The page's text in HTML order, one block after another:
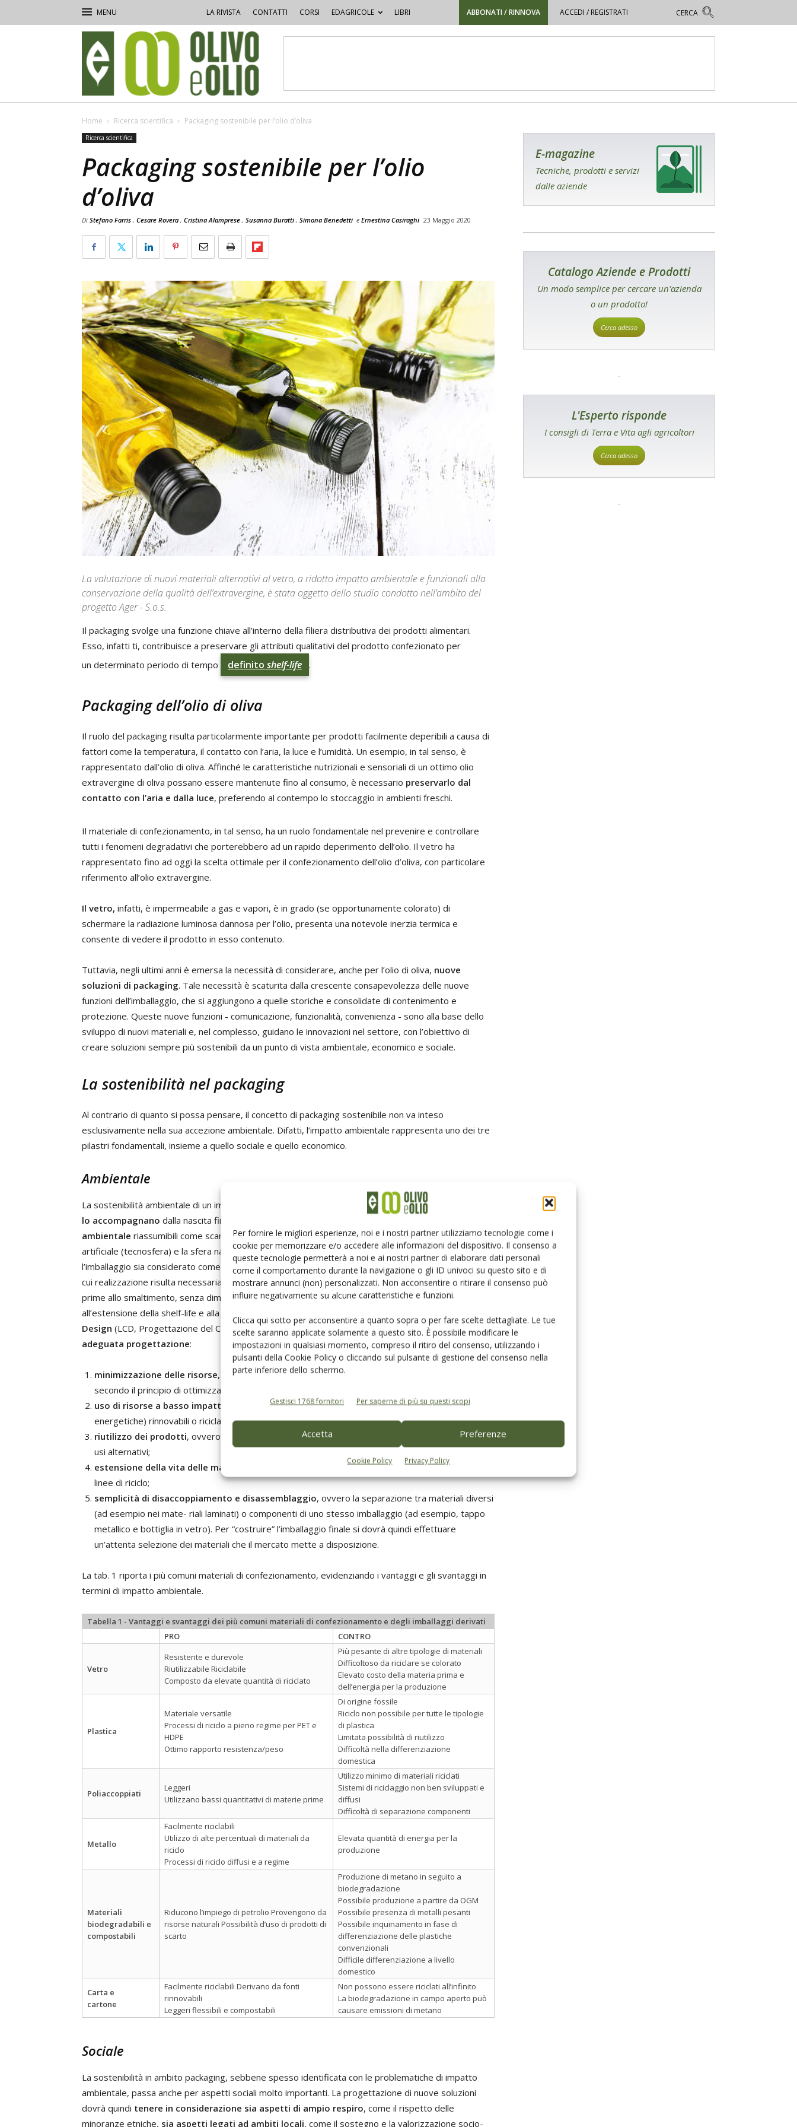
Per fornire le migliori esperienze, noi e i nostri partner utilizziamo tecnologie come i
cookie per memorizzare e/o accedere alle informazioni del dispositivo. Il consenso a
queste tecnologie permetterà a noi e ai nostri partner di elaborare dati personali
come il comportamento durante la navigazione o gli ID univoci su questo sito e di
mostrare annunci (non) personalizzati. Non acconsentire o ritirare il consenso può
influire negativamente su alcune caratteristiche e funzioni.
Clicca qui sotto per acconsentire a quanto sopra o per fare scelte dettagliate. Le tue
scelte saranno applicate solamente a questo sito. È possibile modificare le
impostazioni in qualsiasi momento, compreso il ritiro del consenso, utilizzando i
pulsanti della Cookie Policy o cliccando sul pulsante di gestione del consenso nella
parte inferiore dello schermo.
Gestisci 1768 fornitori Per saperne di più su questi scopi
Accetta Preferenze
Cookie Policy Privacy Policy
LA RIVISTA CONTATTI CORSI EDAGRICOLE LIBRI ABBONATI / RINNOVA ACCEDI / REGISTRATI
e
Olio
Home Ricerca scientifica Packaging sostenibile per l’olio d’oliva
Ricerca scientifica
Packaging sostenibile per l’olio
d’oliva
Di Stefano Farris , Cesare Rovera , Cristina Alamprese , Susanna Buratti , Simona Benedetti e Ernestina Casiraghi 23 Maggio 2020
La valutazione di nuovi materiali alternativi al vetro, a ridotto impatto ambientale e funzionali alla
conservazione della qualità dell’extravergine, è stata oggetto dello studio condotto nell’ambito del
progetto Ager - S.o.s.
Il packaging svolge una funzione chiave all’interno della filiera distributiva dei prodotti alimentari.
Esso, infatti ti, contribuisce a preservare gli attributi qualitativi del prodotto confezionato per
un determinato periodo di tempo
definito shelf-life .
Packaging dell’olio di oliva
Il ruolo del packaging risulta particolarmente importante per prodotti facilmente deperibili a causa di
fattori come la temperatura, il contatto con l’aria, la luce e l’umidità. Un esempio, in tal senso, è
rappresentato dall’olio di oliva. Affinché le caratteristiche nutrizionali e sensoriali di un ottimo olio
extravergine di oliva possano essere mantenute fino al consumo, è necessario preservarlo dal
contatto con l’aria e dalla luce, preferendo al contempo lo stoccaggio in ambienti freschi.
Il materiale di confezionamento, in tal senso, ha un ruolo fondamentale nel prevenire e controllare
tutti i fenomeni degradativi che porterebbero ad un rapido deperimento dell’olio. Il vetro ha
rappresentato fino ad oggi la scelta ottimale per il confezionamento dell’olio d’oliva, con particolare
riferimento all’olio extravergine.
Il vetro, infatti, è impermeabile a gas e vapori, è in grado (se opportunamente colorato) di
schermare la radiazione luminosa dannosa per l’olio, presenta una notevole inerzia termica e
consente di vedere il prodotto in esso contenuto.
Tuttavia, negli ultimi anni è emersa la necessità di considerare, anche per l’olio di oliva, nuove
soluzioni di packaging. Tale necessità è scaturita dalla crescente consapevolezza delle nuove
funzioni dell’imballaggio, che si aggiungono a quelle storiche e consolidate di contenimento e
protezione. Queste nuove funzioni - comunicazione, funzionalità, convenienza - sono alla base dello
sviluppo di nuovi materiali e, nel complesso, guidano le innovazioni nel settore, con l’obiettivo di
creare soluzioni sempre più sostenibili da un punto di vista ambientale, economico e sociale.
La sostenibilità nel packaging
Al contrario di quanto si possa pensare, il concetto di packaging sostenibile non va inteso
esclusivamente nella sua accezione ambientale. Difatti, l’impatto ambientale rappresenta uno dei tre
pilastri fondamentali, insieme a quello sociale e quello economico.
Ambientale
La sostenibilità ambientale di un imballaggio va intesa considerando
l’insieme di tutti i processi che
lo accompagnano dalla nascita fino alla morte,
ambientale riassumibili come scambi di flussi di energia/materia ed emissioni/ rifiuti tra il mondo
artificiale (tecnosfera) e la sfera naturale (biosfera). Questo approccio olistico richiede che
l’imballaggio sia considerato come qualcosa cheva al di là di un semplice manufatto fisico, per la
cui realizzazione risulta necessaria la progettazione del suo intero ciclo di vita, dall’uso delle materie
prime allo smaltimento, senza dimenticare gli aspetti prestazionali e funzionali del prodotto finalizzati
all’estensione della shelf-life e alla salute del consumatore. In quest’ottica,
Design (LCD, Progettazione del Ciclo di Vita)definisce cinque assi esecutivi principali per una
adeguata progettazione:
minimizzazione delle risorse, intesa come riduzione a monte dei materiali di imballaggio,
secondo il principio di ottimizzazione del packaging;
uso di risorse a basso impatto ambientale,che contempla l’uso di risorse (materie prime, fonti
energetiche) rinnovabili o riciclate, così come la realizzazione di processi eco-compatibili;
riutilizzo dei prodotti, ovvero la possibilità di reimpiegare i prodotti per l’utilizzo originario o per
usi alternativi;
estensione della vita delle materie prime
, innanzitutto intensificando e rendendo più efficienti le
linee di riciclo;
semplicità di disaccoppiamento e disassemblaggio, ovvero la separazione tra materiali diversi
(ad esempio nei mate- riali laminati) o componenti di uno stesso imballaggio (ad esempio, tappo
metallico e bottiglia in vetro). Per “costruire” l’imballaggio finale si dovrà quindi effettuare
un’attenta selezione dei materiali che il mercato mette a disposizione.
La tab. 1 riporta i più comuni materiali di confezionamento, evidenziando i vantaggi e gli svantaggi in
termini di impatto ambientale.
Tabella 1 - Vantaggi e svantaggi dei più comuni materiali di confezionamento e degli imballaggi derivati
PRO
CONTRO
Vetro
Resistente e durevole
Riutilizzabile Riciclabile
Composto da elevate quantità di riciclato
Più pesante di altre tipologie di materiali
Difficoltoso da riciclare se colorato
Elevato costo della materia prima e
dell’energia per la produzione
Plastica
Materiale versatile
Processi di riciclo a pieno regime per PET e
HDPE
Ottimo rapporto resistenza/peso
Di origine fossile
Riciclo non possibile per tutte le tipologie
di plastica
Limitata possibilità di riutilizzo
Difficoltà nella differenziazione
domestica
Poliaccoppiati
Leggeri
Utilizzano bassi quantitativi di materie prime
Utilizzo minimo di materiali riciclati
Sistemi di riciclaggio non ben sviluppati e
diffusi
Difficoltà di separazione componenti
Metallo
Facilmente riciclabili
Utilizzo di alte percentuali di materiali da
riciclo
Processi di riciclo diffusi e a regime
Elevata quantità di energia per la
produzione
Materiali
biodegradabili e
compostabili
Riducono l’impiego di petrolio Provengono da
risorse naturali Possibilità d’uso di prodotti di
scarto
Produzione di metano in seguito a
biodegradazione
Possibile produzione a partire da OGM
Possibile presenza di metalli pesanti
Possibile inquinamento in fase di
differenziazione delle plastiche
convenzionali
Difficile differenziazione a livello
domestico
Carta e
cartone
Facilmente riciclabili Derivano da fonti
rinnovabili
Leggeri flessibili e compostabili
Non possono essere riciclati all’infinito
La biodegradazione in campo aperto può
causare emissioni di metano
Sociale
La sostenibilità in ambito packaging, sebbene spesso identificata con le problematiche di impatto
ambientale, passa anche per aspetti sociali molto importanti. La progettazione di nuove soluzioni
dovrà quindi tenere in considerazione sia aspetti di ampio respiro, come il rispetto delle
minoranze etniche, sia aspetti legati ad ambiti locali, come il sostegno e la valorizzazione socio-
E-magazine
Tecniche, prodotti e servizi
dalle aziende
Catalogo Aziende e Prodotti
Un modo semplice per cercare un'azienda
o un prodotto!
Cerca adesso
L'Esperto risponde
I consigli di Terra e Vita agli agricoltori
Cerca adesso